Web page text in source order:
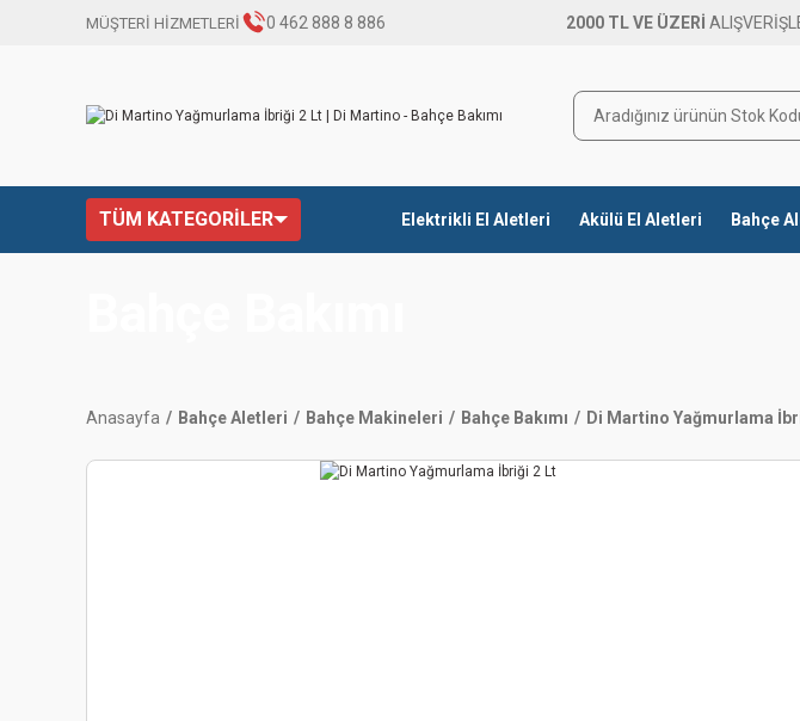
MÜŞTERİ HİZMETLERİ 0 462 888 8 886 2000 TL VE ÜZERİ
TÜM KATEGORİLER Elektrikli El Aletleri Akülü El Aletleri Bahçe
Anasayfa Bahçe Aletleri Bahçe Makineleri Bahçe Bakımı Di Martino Yağmurlama